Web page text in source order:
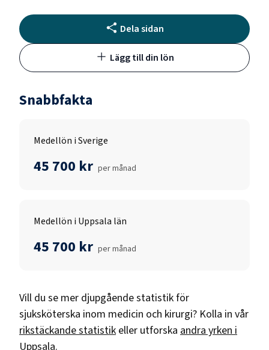
Dela sidan
Lägg till din lön
Snabbfakta
Medellön i Sverige
45 700 kr per månad
Medellön i Uppsala län
45 700 kr per månad
Vill du se mer djupgående statistik för
sjuksköterska inom medicin och kirurgi? Kolla in vår
rikstäckande statistik eller utforska andra yrken i
Uppsala.